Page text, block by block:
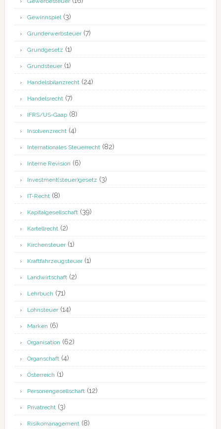
Gewinnspiel(3)
Grunderwerbsteuer(7)
Grundgesetz (1)
Grundsteuer(1)
Handelsbilanzrecht(24)
Handelsrecht(7)
IFRS/US-Gaap(8)
Insolvenzrecht(4)
Internationales Steuerrecht(82)
Interne Revision (6)
Investment(steuer)gesetz (3)
IT-Recht(8)
Kapitalgesellschaft(39)
Kartellrecht(2)
Kirchensteuer(1)
Kraftfahrzeugsteuer(1)
Landwirtschaft(2)
Lehrbuch (71)
Lohnsteuer(14)
Marken (6)
Organisation (62)
Organschaft(4)
Österreich (1)
Personengesellschaft(12)
Privatrecht(3)
Risikomanagement(8)